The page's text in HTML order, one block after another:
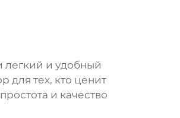
легкий и удобный
для тех, кто ценит
и качество